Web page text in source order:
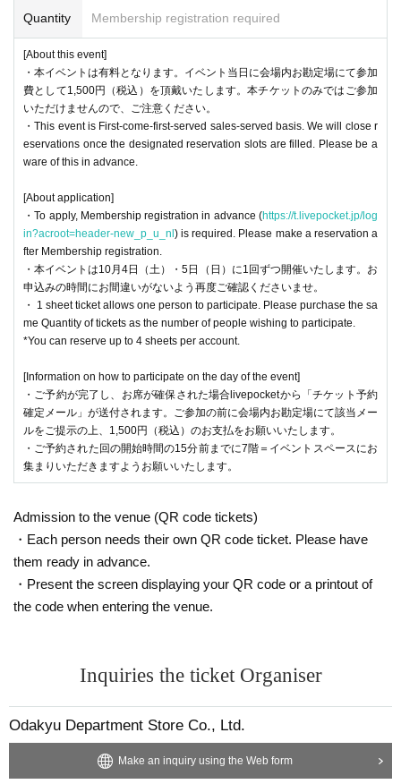
Quantity Membership registration required
[About this event]
・本イベントは有料となります。イベント当日に会場内お勘定場にて参加
費として1,500円（税込）を頂戴いたします。本チケットのみではご参加
いただけませんので、ご注意ください。
・This event is First-come-first-served sales-served basis. We will close r
eservations once the designated reservation slots are filled. Please be a
ware of this in advance.
[About application]
・To apply, Membership registration in advance (https://t.livepocket.jp/log
in?acroot=header-new_p_u_nl) is required. Please make a reservation a
fter Membership registration.
・本イベントは10月4日（土）・5日（日）に1回ずつ開催いたします。お
申込みの時間にお間違いがないよう再度ご確認くださいませ。
・ 1 sheet ticket allows one person to participate. Please purchase the sa
me Quantity of tickets as the number of people wishing to participate.
*You can reserve up to 4 sheets per account.
[Information on how to participate on the day of the event]
・ご予約が完了し、お席が確保された場合livepocketから「チケット予約
確定メール」が送付されます。ご参加の前に会場内お勘定場にて該当メー
ルをご提示の上、1,500円（税込）のお支払をお願いいたします。
・ご予約された回の開始時間の15分前までに7階＝イベントスペースにお
集まりいただきますようお願いいたします。
Admission to the venue (QR code tickets)
・Each person needs their own QR code ticket. Please have
them ready in advance.
・Present the screen displaying your QR code or a printout of
the code when entering the venue.
Inquiries the ticket Organiser
Odakyu Department Store Co., Ltd.
Make an inquiry using the Web form